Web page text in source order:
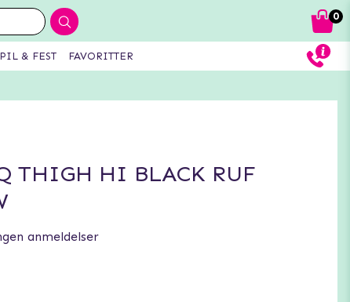
THIGH HI BLACK RUF
anmeldelser
0
& FEST FAVORITTER